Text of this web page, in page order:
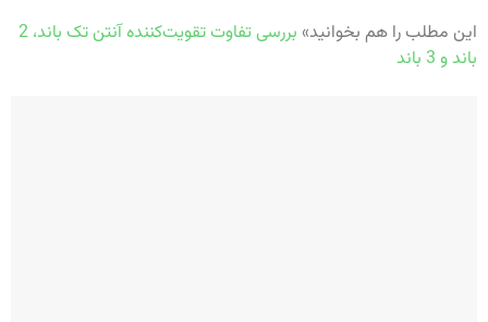
این مطلب را هم بخوانید»
بررسی تفاوت تقویت‌کننده آنتن تک باند، 2
باند و 3 باند